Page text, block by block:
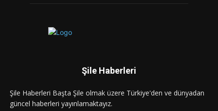
Şile Haberleri
Şile Haberleri Başta Şile olmak üzere Türkiye'den ve dünyadan
güncel haberleri yayınlamaktayız.